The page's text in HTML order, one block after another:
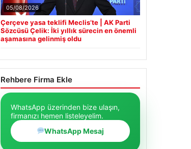
05/08/2026
Çerçeve yasa teklifi Meclis’te | AK Parti
Sözcüsü Çelik: İki yıllık sürecin en önemli
aşamasına gelinmiş oldu
Rehbere Firma Ekle
WhatsApp üzerinden bize ulaşın,
firmanızı hemen listeleyelim.
WhatsApp Mesaj